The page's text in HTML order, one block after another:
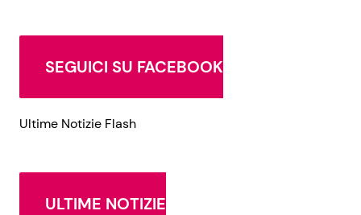
SEGUICI SU FACEBOOK
Ultime Notizie Flash
ULTIME NOTIZIE